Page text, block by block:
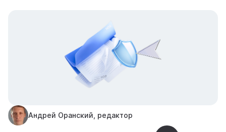
Андрей Оранский, редактор